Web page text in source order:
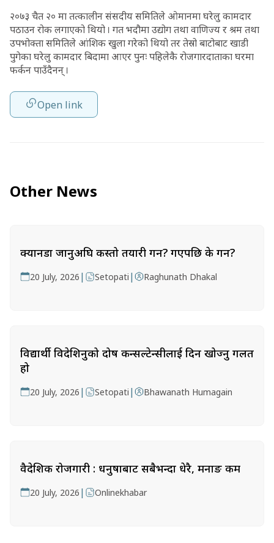
२०७३ चैत २० मा तत्कालीन संसदीय समितिले ओमानमा घरेलु कामदार
पठाउन रोक लगाएको थियो । गत भदौमा उद्योग तथा वाणिज्य र श्रम तथा
उपभोक्ता समितिले आंशिक खुला गरेको थियो तर तेस्रो बाटोबाट खाडी
पुगेका घरेलु कामदार बिदामा आएर पुनः पहिलेकै रोजगारदाताका घरमा
फर्कन पाउँदैनन् ।
Open link
Other News
क्यानडा जानुअघि कस्तो तयारी गर्ने? गएपछि के गर्ने?
20 July, 2026 | Setopati | Raghunath Dhakal
विद्यार्थी विदेशिनुको दोष कन्सल्टेन्सीलाई दिन खोज्नु गलत
हो
20 July, 2026 | Setopati | Bhawanath Humagain
वैदेशिक रोजगारी : धनुषाबाट सबैभन्दा धेरै, मनाङ कम
20 July, 2026 | Onlinekhabar